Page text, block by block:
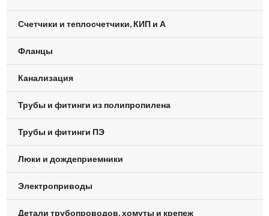
Счетчики и теплосчетчики, КИП и А
Фланцы
Канализация
Трубы и фитинги из полипропилена
Трубы и фитинги ПЭ
Люки и дождеприемники
Электроприводы
Детали трубопроводов, хомуты и крепеж